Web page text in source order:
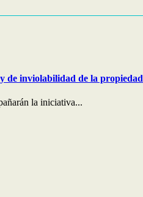
de inviolabilidad de la propiedad
la iniciativa...